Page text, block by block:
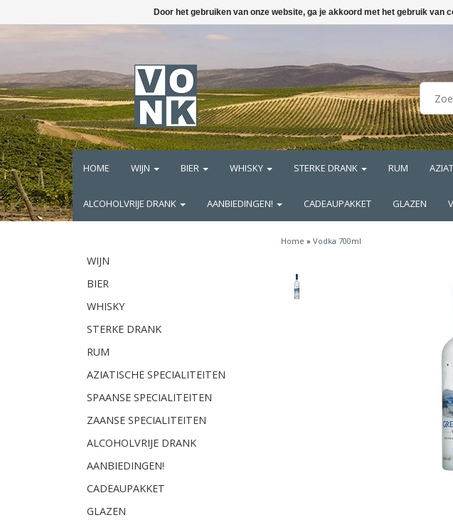
HOME WIJN BIER WHISKY STERKE DRANK RUM
ALCOHOLVRIJE DRANK AANBIEDINGEN! CADEAUPAKKET GLAZEN
WIJN
BIER
WHISKY
STERKE DRANK
RUM
AZIATISCHE SPECIALITEITEN
SPAANSE SPECIALITEITEN
ZAANSE SPECIALITEITEN
ALCOHOLVRIJE DRANK
AANBIEDINGEN!
CADEAUPAKKET
GLAZEN
Home » Vodka 700ml
Door het gebruiken van onze website, ga je akkoord met het gebruik van